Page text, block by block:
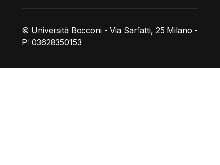
© Università Bocconi - Via Sarfatti, 25 Milano -
PI 03628350153